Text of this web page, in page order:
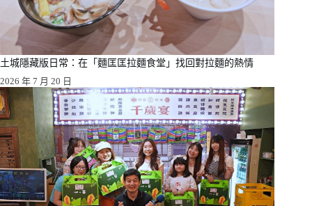
土城隱藏版日常：在「麵匡匡拉麵食堂」找回對拉麵的熱情
2026 年 7 月 20 日